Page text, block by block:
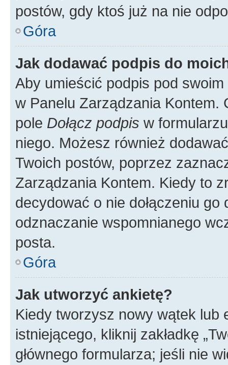
postów, gdy ktoś już na nie
Góra
Jak dodawać podpis do
Aby umieścić podpis pod
w Panelu Zarządzania
pole Dołącz podpis w
niego. Możesz również
Twoich postów, poprzez
Zarządzania Kontem. Kiedy to
decydować o nie dołączeniu
odznaczanie wspomnianego
posta.
Góra
Jak utworzyć ankietę?
Kiedy tworzysz nowy wątek lub
istniejącego, kliknij zakładkę
głównego formularza; jeśli nie